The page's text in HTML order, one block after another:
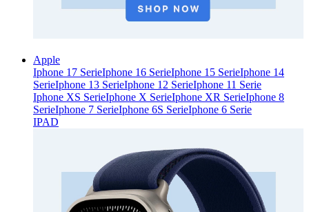
Apple
Iphone 17 SerieIphone 16 SerieIphone 15 SerieIphone 14
SerieIphone 13 SerieIphone 12 SerieIphone 11 Serie
Iphone XS SerieIphone X SerieIphone XR SerieIphone 8
SerieIphone 7 SerieIphone 6S SerieIphone 6 Serie
IPAD